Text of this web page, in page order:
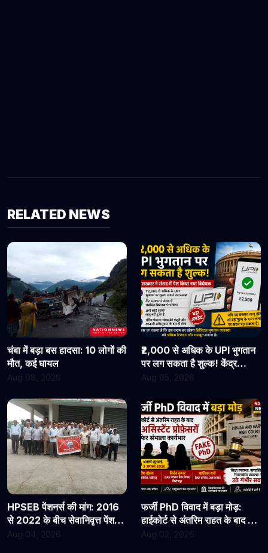
RELATED NEWS
चंबा में बड़ा बस हादसा: 10 लोगों की
मौत, कई घायल
Aug 08, 2026
₹2,000 से अधिक के UPI भुगतान
पर लग सकता है शुल्क! केंद्र
सरकार ने संसद में पेश किया नया
Aug 05, 2026
HPSEB पेंशनर्स की मांग: 2016
से 2022 के बीच सेवानिवृत्त पेंशनरों
के सभी देय लाभ तुरंत जारी किए
Aug 04, 2026
फर्जी PhD विवाद में बड़ा मोड़:
हाईकोर्ट से अंतरिम राहत के बाद 3
असिस्टेंट प्रोफेसरों ने फिर संभाला
Aug 02, 2026